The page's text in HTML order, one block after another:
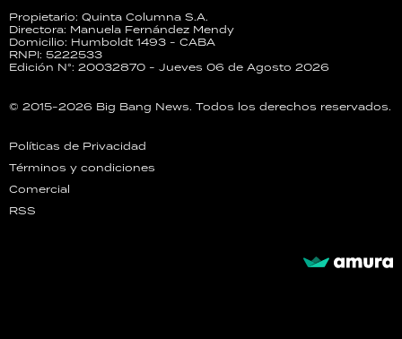
Propietario: Quinta Columna S.A.
Directora: Manuela Fernández Mendy
Domicilio: Humboldt 1493 - CABA
RNPI: 5222533
Edición N°: 20032870 - Jueves 06 de Agosto 2026
© 2015-2026 Big Bang News. Todos los derechos reservados.
Políticas de Privacidad
Términos y condiciones
Comercial
RSS